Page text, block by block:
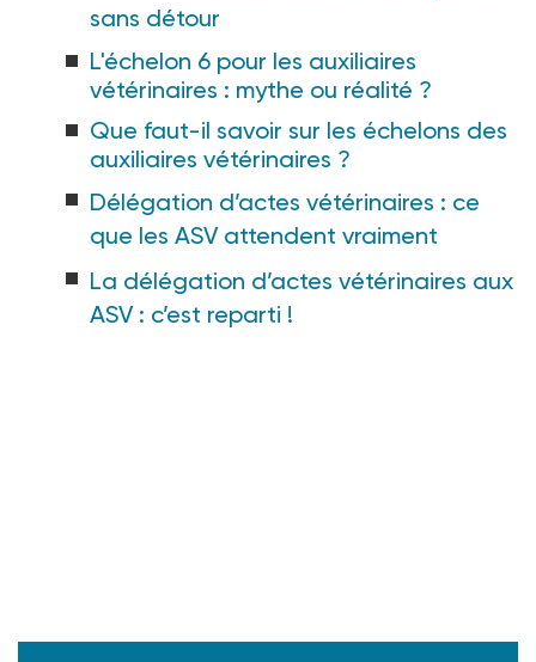
sans détour
L'échelon 6 pour les auxiliaires
vétérinaires : mythe ou réalité ?
Que faut-il savoir sur les échelons des
auxiliaires vétérinaires ?
Délégation d’actes vétérinaires : ce
que les ASV attendent vraiment
La délégation d’actes vétérinaires aux
ASV : c’est reparti !